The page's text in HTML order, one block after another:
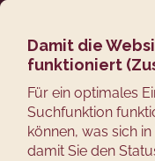
Damit die
funktioniert
Für ein optimales
Suchfunktion
können, was sich
damit Sie den
Zum
springenZurück
zum
W
a